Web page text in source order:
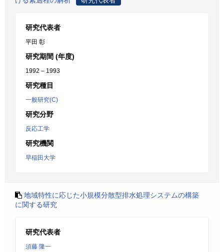
研究代表者
平田 彰
研究期間 (年度)
1992 – 1993
研究種目
一般研究(C)
研究分野
反応工学
研究機関
早稲田大学
地域特性に応じた小規模分散型排水処理システムの構築
に関する研究
研究代表者
須藤 隆一